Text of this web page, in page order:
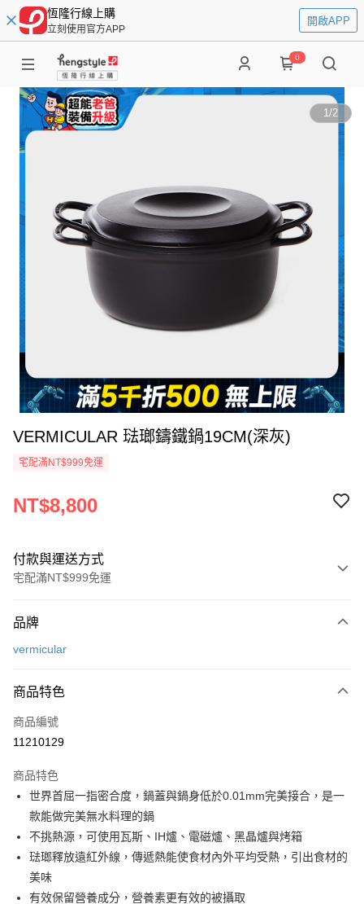
恆隆行線上購
立刻使用官方APP
開啟APP
0
1/2
VERMICULAR 琺瑯鑄鐵鍋19CM(深灰)
宅配滿NT$999免運
NT$8,800
付款與運送方式
宅配滿NT$999免運
信用卡一次付款
3 期 0 利率 每期
合作金庫商業銀行
上海商業儲蓄銀行
臺灣中小企業銀行
匯豐（台灣）商業銀行
華泰商業銀行
聯邦商業銀行
元大商業銀行
永豐商業銀行
玉山商業銀行
星展（台灣）商業銀行
台灣樂天信用卡公司
合作金庫商業銀行
上海商業儲蓄銀行
國泰世華商業銀行
兆豐國際商業銀行
匯豐（台灣）商業銀行
聯邦商業銀行
遠東國際商業銀行
元大商業銀行
永豐商業銀行
玉山商業銀行
台新國際商業銀行
中國信託商業銀行
即享券
LINE Pay
Apple Pay
街口支付
Google Pay
ATM付款
品牌
vermicular
商品特色
商品編號
11210129
商品特色
世界首屈一指密合度，鍋蓋與鍋身低於0.01mm完美接合，是一
款能做完美無水料理的鍋
不挑熱源，可使用瓦斯、IH爐、電磁爐、黑晶爐與烤箱
琺瑯釋放遠紅外線，傳遞熱能使食材內外平均受熱，引出食材的
美味
有效保留營養成分，營養素更有效的被攝取